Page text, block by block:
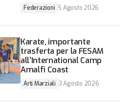
Federazioni 5 Agosto 2026
Karate, importante
trasferta per la FESAM
all’International Camp
Amalfi Coast
Arti Marziali 3 Agosto 2026